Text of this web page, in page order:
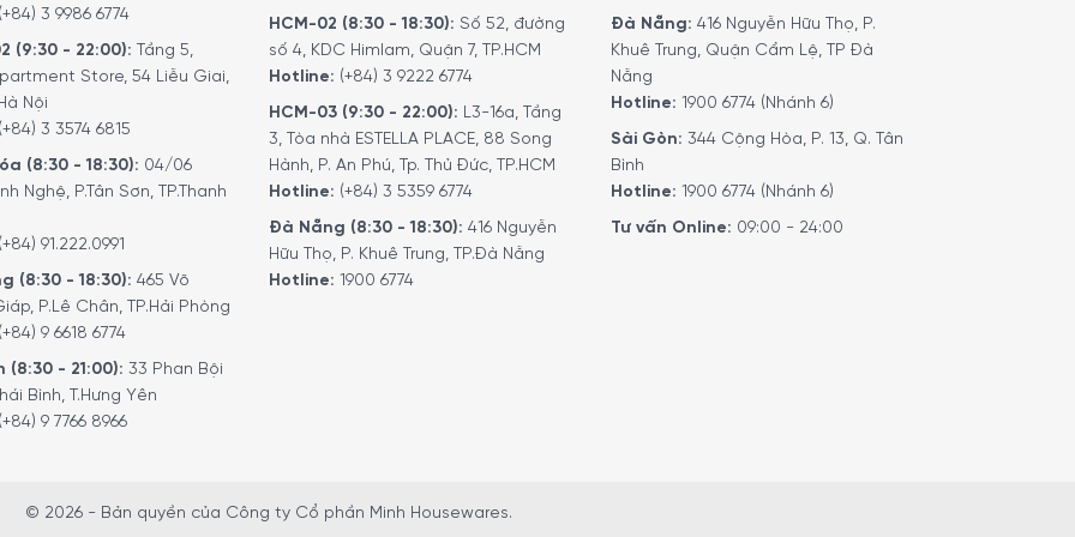
(+84) 3 9986 6774
(9:30 - 22:00): Tầng 5,
Store, 54 Liễu Giai,
Nội
(+84) 3 3574 6815
(8:30 - 18:30): 04/06
Nghệ, P.Tân Sơn, TP.Thanh
(+84) 91.222.0991
(8:30 - 18:30): 465 Võ
P.Lê Chân, TP.Hải Phòng
(+84) 9 6618 6774
(8:30 - 21:00): 33 Phan Bội
Bình, T.Hưng Yên
(+84) 9 7766 8966
HCM-02 (8:30 - 18:30): Số 52, đường
số 4, KDC Himlam, Quận 7, TP.HCM
Hotline: (+84) 3 9222 6774
HCM-03 (9:30 - 22:00): L3-16a, Tầng
3, Tòa nhà ESTELLA PLACE, 88 Song
Hành, P. An Phú, Tp. Thủ Đức, TP.HCM
Hotline: (+84) 3 5359 6774
Đà Nẵng (8:30 - 18:30): 416 Nguyễn
Hữu Thọ, P. Khuê Trung, TP.Đà Nẵng
Hotline: 1900 6774
Đà Nẵng: 416 Nguyễn Hữu Thọ, P.
Khuê Trung, Quận Cẩm Lệ, TP Đà
Nẵng
Hotline: 1900 6774 (Nhánh 6)
Sài Gòn: 344 Cộng Hòa, P. 13, Q. Tân
Bình
Hotline: 1900 6774 (Nhánh 6)
Tư vấn Online: 09:00 - 24:00
© 2026 - Bản quyền của Công ty Cổ phần Minh Housewares.